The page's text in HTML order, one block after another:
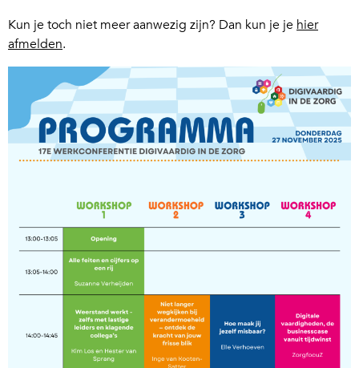
Kun je toch niet meer aanwezig zijn? Dan kun je je hier
afmelden.